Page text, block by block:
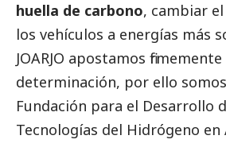
huella de carbono, cambiar
los vehículos a energías más
JOARJO apostamos
determinación, por ello
Fundación para el Desarrollo
Tecnologías del Hidrógeno en